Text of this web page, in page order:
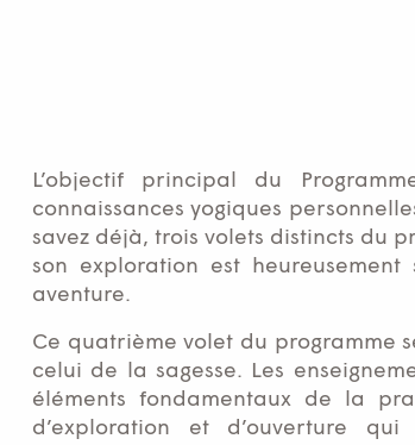
L’objectif principal du
connaissances yogiques
savez déjà, trois volets distincts du
son exploration est
aventure.
Ce quatrième volet du programme
celui de la sagesse. Les
éléments fondamentaux de la
d’exploration et d’ouverture